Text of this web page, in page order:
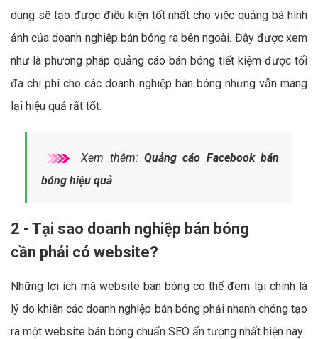
dung sẽ tạo được điều kiện tốt nhất cho việc quảng bá hình
ảnh của doanh nghiệp bán bóng ra bên ngoài. Đây được xem
như là phương pháp quảng cáo bán bóng tiết kiệm được tối
đa chi phí cho các doanh nghiệp bán bóng nhưng vẫn mang
lại hiệu quả rất tốt.
Xem thêm: Quảng cáo Facebook bán
bóng hiệu quả
2 - Tại sao doanh nghiệp bán bóng
cần phải có website?
Những lợi ích mà website bán bóng có thể đem lại chính là
lý do khiến các doanh nghiệp bán bóng phải nhanh chóng tạo
ra một website bán bóng chuẩn SEO ấn tượng nhất hiện nay.